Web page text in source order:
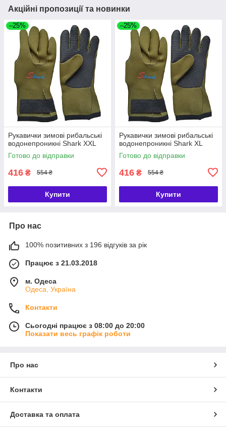
Акційні пропозиції та новинки
–25%
Рукавички зимові рибальські
водонепроникні Shark XXL
Готово до відправки
416 ₴ 554 ₴
Купити
–25%
Рукавички зимові рибальські
водонепроникні Shark XL
Готово до відправки
416 ₴ 554 ₴
Купити
Про нас
100% позитивних з 196 відгуків за рік
Працює з 21.03.2018
м. Одеса
Одеса, Україна
Контакти
Сьогодні працює з 08:00 до 20:00
Показати весь графік роботи
Про нас
Контакти
Доставка та оплата